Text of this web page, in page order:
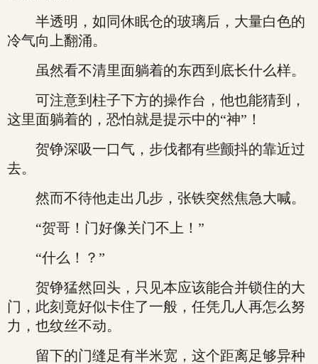
半透明，如同休眠仓的玻璃后，大量白色的
冷气向上翻涌。
虽然看不清里面躺着的东西到底长什么样。
可注意到柱子下方的操作台，他也能猜到，
这里面躺着的，恐怕就是提示中的“神”！
贺铮深吸一口气，步伐都有些颤抖的靠近过
去。
然而不待他走出几步，张铁突然焦急大喊。
“贺哥！门好像关门不上！”
“什么！？”
贺铮猛然回头，只见本应该能合并锁住的大
门，此刻竟好似卡住了一般，任凭几人再怎么努
力，也纹丝不动。
留下的门缝足有半米宽，这个距离足够异种